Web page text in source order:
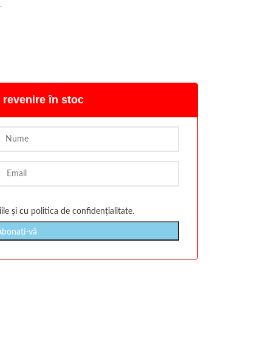
revenire în stoc
și cu politica de confidențialitate.